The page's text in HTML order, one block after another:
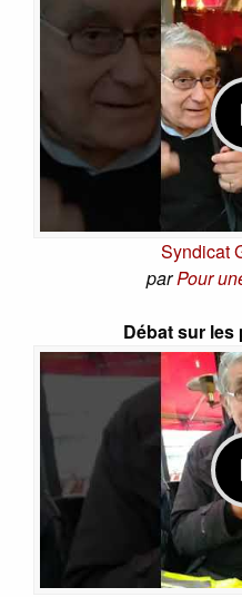
Syndicat
parPour
Débat sur